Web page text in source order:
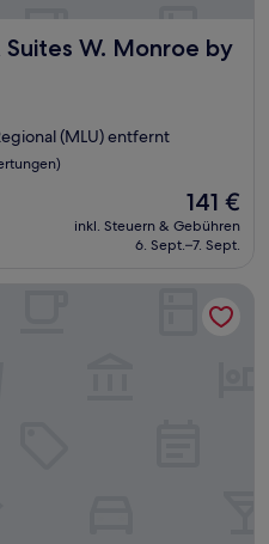
W. Monroe by
W. Monroe by IHG
(MLU) entfernt
Der
Preis
beträgt
141 €
inkl. Steuern & Gebühren
6. Sept.–7. Sept.
near Ike Hamilton Expo